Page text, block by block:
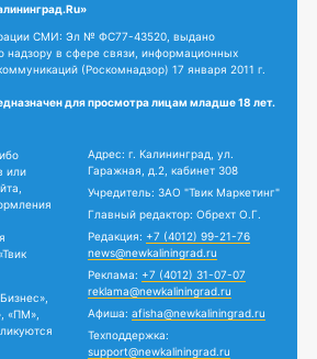
СМИ: Эл № ФС77-43520, выдано
надзору в сфере связи, информационных
(Роскомнадзор) 17 января 2011 г.
для просмотра лицам младше 18 лет.
или
«ПМ»,
Адрес: г. Калининград, ул.
Гаражная, д.2, кабинет 308
Учредитель: ЗАО "Твик Маркетинг"
Главный редактор: Обрехт О.Г.
Редакция: +7 (4012) 99-21-76
news@newkaliningrad.ru
Реклама: +7 (4012) 31-07-07
reklama@newkaliningrad.ru
Афиша: afisha@newkaliningrad.ru
Техподдержка:
support@newkaliningrad.ru